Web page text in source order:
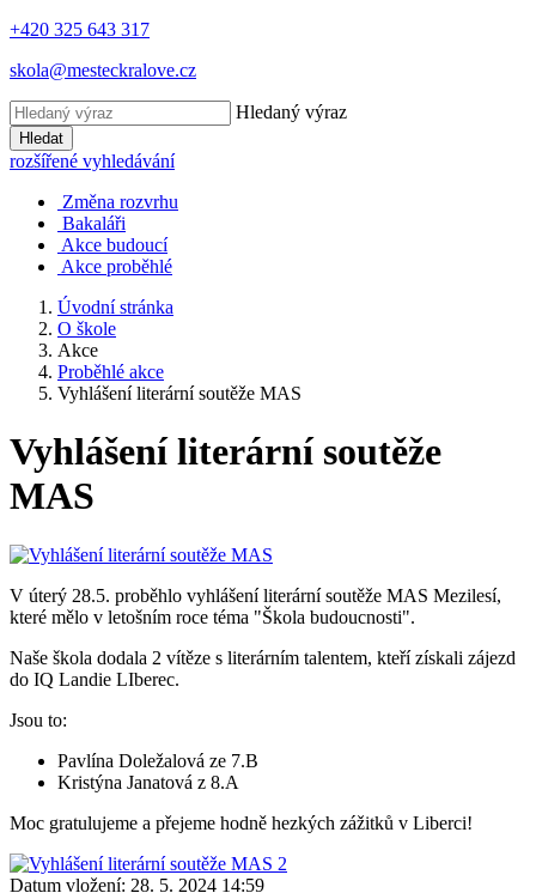
+420 325 643 317
skola@mesteckralove.cz
Hledaný výraz
Hledat
rozšířené vyhledávání
Změna rozvrhu
Bakaláři
Akce budoucí
Akce proběhlé
Úvodní stránka
O škole
Akce
Proběhlé akce
Vyhlášení literární soutěže MAS
Vyhlášení literární soutěže
MAS
V úterý 28.5. proběhlo vyhlášení literární soutěže MAS Mezilesí,
které mělo v letošním roce téma "Škola budoucnosti".
Naše škola dodala 2 vítěze s literárním talentem, kteří získali zájezd
do IQ Landie LIberec.
Jsou to:
Pavlína Doležalová ze 7.B
Kristýna Janatová z 8.A
Moc gratulujeme a přejeme hodně hezkých zážitků v Liberci!
Datum vložení: 28. 5. 2024 14:59